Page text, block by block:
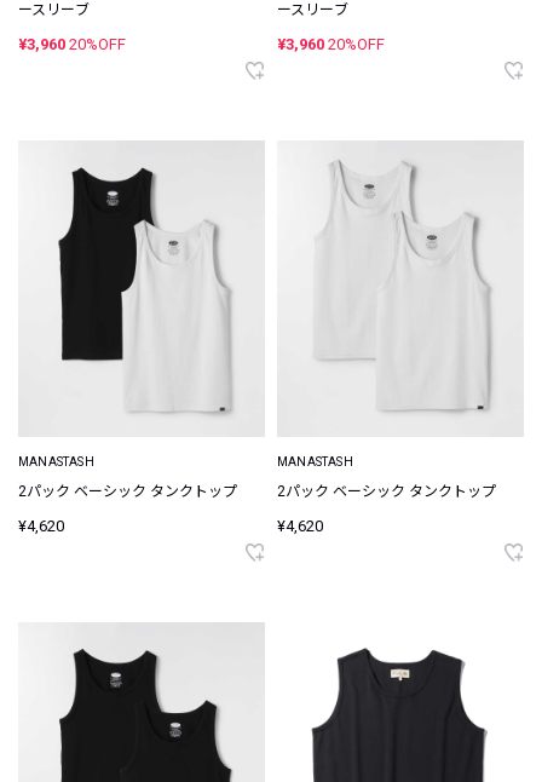
ースリーブ
¥3,960 20%OFF
ースリーブ
¥3,960 20%OFF
MANASTASH
2パック ベーシック タンクトップ
¥4,620
MANASTASH
2パック ベーシック タンクトップ
¥4,620